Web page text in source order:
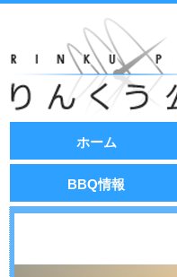
テ
へ
移
動
ホーム
BBQ情報